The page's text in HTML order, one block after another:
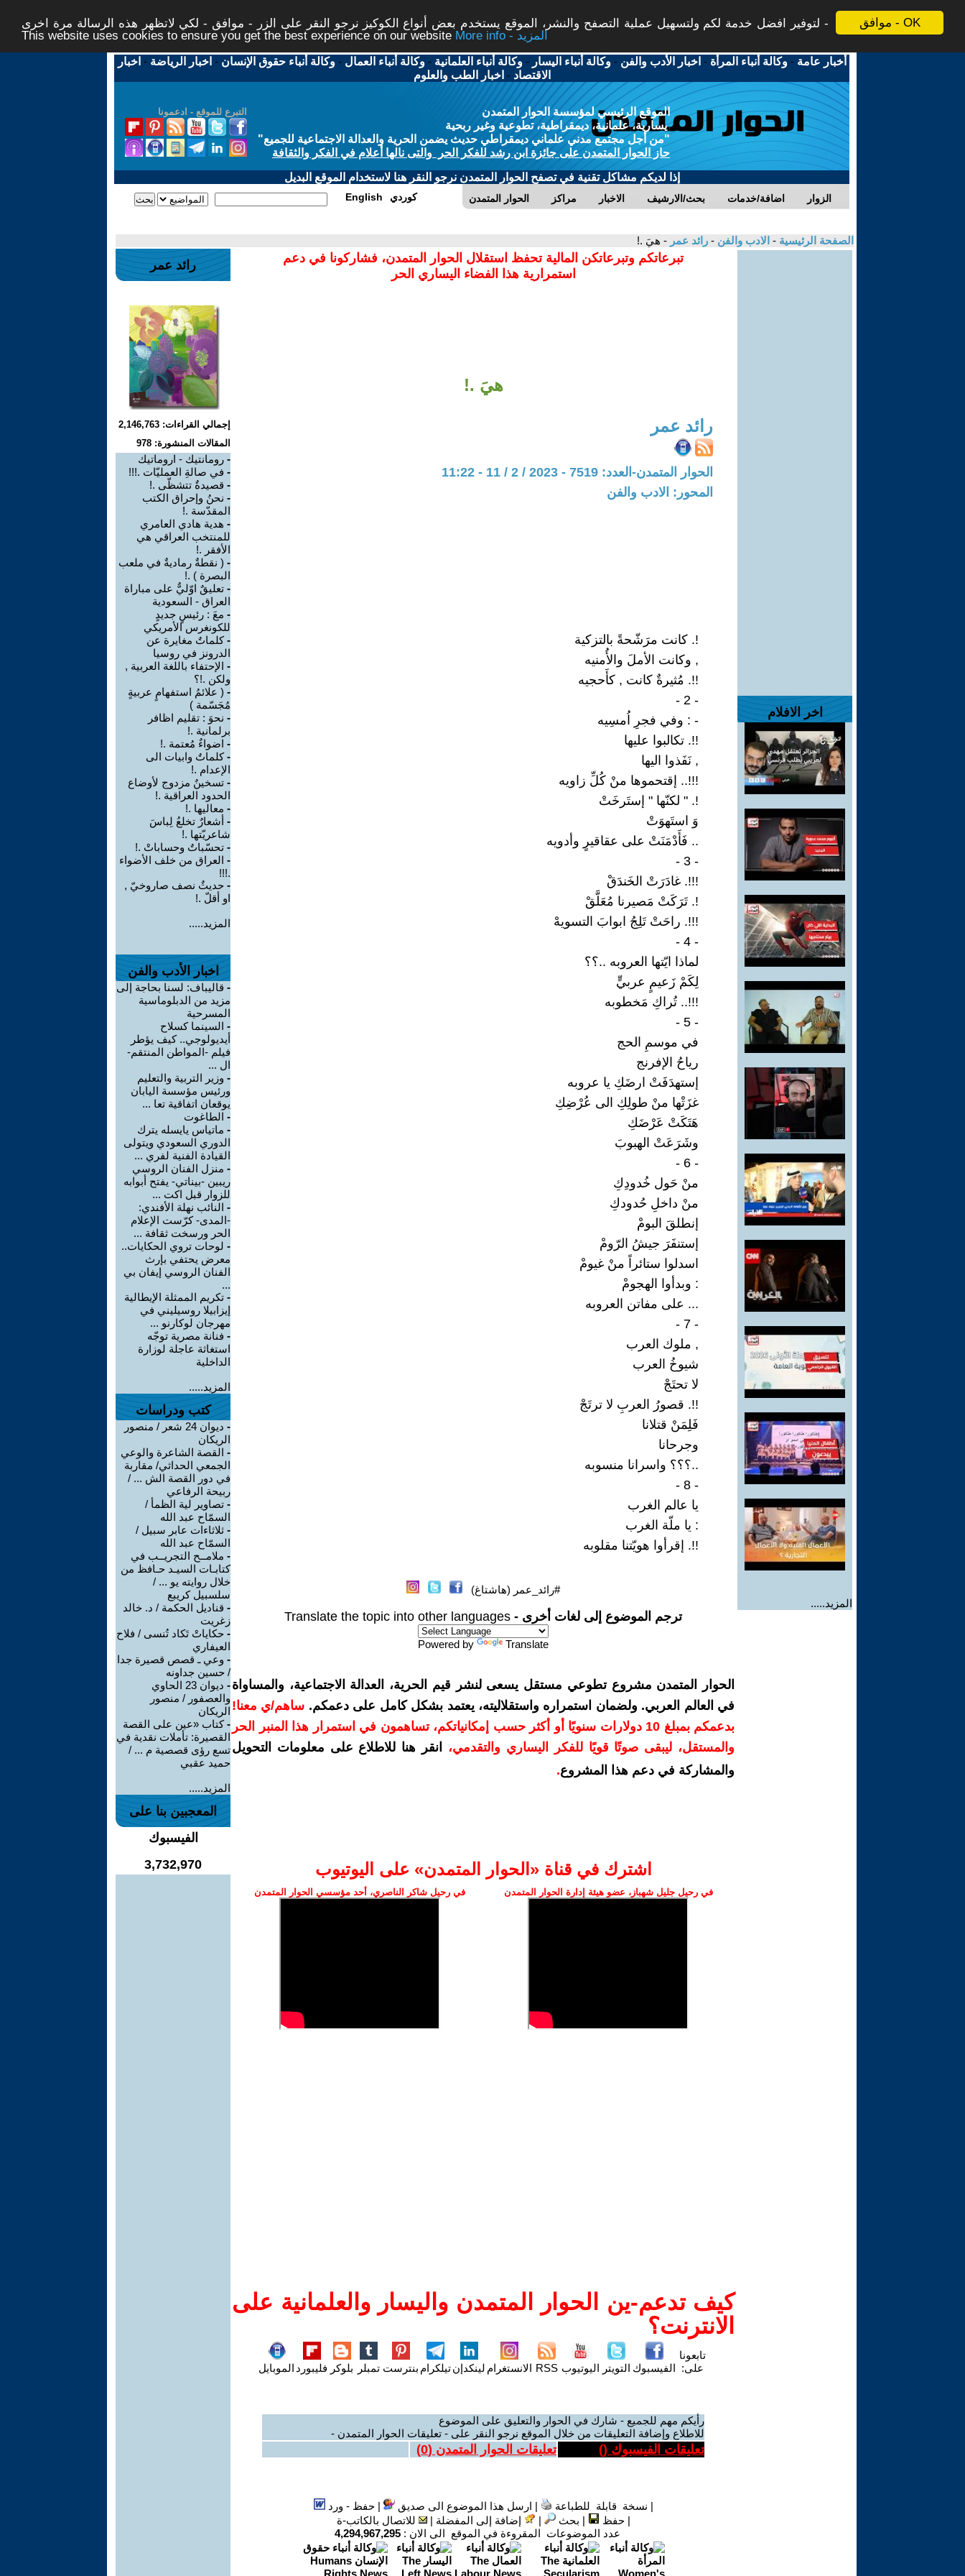
موافق - OK
لتوفير افضل خدمة لكم ولتسهيل عملية التصفح والنشر، الموقع يستخدم بعض أنواع الكوكيز نرجو النقر على الزر - موافق - لكي لاتظهر هذه الرسالة مرة اخرى -
This website uses cookies to ensure you get the best experience on our website
More info - المزيد
أخبار عامة -وكالة أنباء المرأة - اخبار الأدب والفن -وكالة أنباء اليسار -وكالة أنباء العلمانية -وكالة أنباء العمال -وكالة أنباء حقوق الإنسان - اخبار الرياضة - اخبار
الاقتصاد - اخبار الطب والعلوم
التبرع للموقع - ادعمونا
الموقع الرئيسي لمؤسسة الحوار المتمدن
يسارية، علمانية، ديمقراطية، تطوعية وغير ربحية
"من أجل مجتمع مدني علماني ديمقراطي حديث يضمن الحرية والعدالة الاجتماعية للجميع"
حاز الحوار المتمدن على جائزة ابن رشد للفكر الحر والتى نالها أعلام في الفكر والثقافة
إذا لديكم مشاكل تقنية في تصفح الحوار المتمدن نرجو النقر هنا لاستخدام الموقع البديل
الحوار المتمدن مراكز الاخبار بحث/الارشيف اضافة/خدمات الزوار English كوردي
الصفحة الرئيسية - الادب والفن - رائد عمر - هيَ .!
اخر الافلام
المزيد.....
تبرعاتكم وتبرعاتكن المالية تحفظ استقلال الحوار المتمدن، فشاركونا في دعم
استمرارية هذا الفضاء اليساري الحر
هيَ .!
رائد عمر
الحوار المتمدن-العدد: 7519 - 2023 / 2 / 11 - 11:22
المحور: الادب والفن
!. كانت مرَشّحةً بالتزكية
, وكانت الأملَ والأُمنيه
!!. مُثيرةٌ كانت , كأَحجيه
- 2 -
- : وفي فجرِ اُمسِيه
!!. تكالبوا عليها
, نَفَذوا اليها
!!!.. إقتحموها منْ كُلِّ زاويه
!. " لكنّها " إستَرخَتْ
وَ استَهوَتْ
.. فَأَدْمَنَتْ على عقاقيرٍ وأدويه
- 3 -
!!!. غادَرَتْ الخَندَقْ
!. تَرَكَتْ مَصيرنا مُعَلَّقْ
!!!. راحَتْ تَلِجُ ابوابَ التسويهْ
- 4 -
لماذا ايّتها العروبه ..؟؟
لِكَمْ زَعيمٍ عربيٍّ
!!!.. تُراكِ مَخطوبه
- 5 -
في موسمِ الحج
رياحُ الإفرنج
إستهدَفَتْ ارضَكِ يا عروبه
غزَتْها منْ طولِكِ الى عُرْضِكِ
هَتَكَتْ عَرْضَكِ
وشَرَعَتْ الهبوبَ
- 6 -
منْ حَول خُدودِكِ
منْ داخلِ حُدودكِ
إنطلقَ البومْ
إستنفَرَ جيشُ الرّومْ
اسدلوا ستائراً منْ غيومْ
: وبدأوا الهجومْ
... على مفاتن العروبه
- 7 -
, ملوك العرب
شيوخُ العرب
لا تحتَجْ
!!. قصورُ العربِ لا ترتَجْ
فَلِمَنْ قتلانا
وجرحانا
..؟؟؟ واسرانا منسوبه
- 8 -
يا عالم الغرب
: يا ملّة الغرب
!!. إقرأوا هويّتنا مقلوبه
#رائد_عمر (هاشتاغ)
ترجم الموضوع إلى لغات أخرى - Translate the topic into other languages
Powered by Translate
الحوار المتمدن مشروع تطوعي مستقل يسعى لنشر قيم الحرية، العدالة الاجتماعية، والمساواة
في العالم العربي. ولضمان استمراره واستقلاليته، يعتمد بشكل كامل على دعمكم. ساهم/ي معنا!
بدعمكم بمبلغ 10 دولارات سنويًا أو أكثر حسب إمكانياتكم، تساهمون في استمرار هذا المنبر الحر
والمستقل، ليبقى صوتًا قويًا للفكر اليساري والتقدمي،
انقر هنا للاطلاع على معلومات التحويل
والمشاركة في دعم هذا المشروع.
اشترك في قناة ‫«الحوار المتمدن» على اليوتيوب
في رحيل جليل شهباز، عضو هيئة إدارة الحوار المتمدن في رحيل شاكر الناصري، أحد مؤسسي الحوار المتمدن
كيف تدعم-ين الحوار المتمدن واليسار والعلمانية على
الانترنت؟
تابعونا
على: الفيسبوك التويتر اليوتيوب RSS الانستغرام لينكدإنتيلكرام بنترست تمبلر بلوكر فليبورد الموبايل
رأيكم مهم للجميع - شارك في الحوار والتعليق على الموضوع
للاطلاع وإضافة التعليقات من خلال الموقع نرجو النقر على - تعليقات الحوار المتمدن -
تعليقات الفيسبوك () تعليقات الحوار المتمدن (0
)
| نسخة قابلة للطباعة | ارسل هذا الموضوع الى صديق |حفظ - ورد
|حفظ | بحث | إضافة إلى المفضلة |
للاتصال بالكاتب-ة
عدد الموضوعات المقروءة في الموقع الى الان : 4,294,967,295
رائد عمر
إجمالي القراءات: 2,146,763
المقالات المنشورة: 978
- رومانتيك - اروماتيك
- في صالةِ العمليّات .!!!
- قصيدةٌ تتشظّى .!
- نحنُ وإحراق الكتب
المقدّسة .!
- هدية هادي العامري
للمنتخب العراقي هي
الأفقر .!
- ( نقطةٌ رماديةٌ في ملعب
البصرة ) .!
- تعليقٌ اوّليٌّ على مباراة
العراق - السعودية
- معَ : رئيسٍ جديدٍ
للكونغرس الأمريكي
-كلماتٌ مغايرة عن
الدرونز في روسيا
- الإحتفاء باللغة العربية ,
ولكن .!؟
- ( علائمُ استفهامٍ عربيةٍ
مُجَسّمة )
- نحوَ : تقليم اظافر
برلمانية .!
- اضواءٌ مُعتمة .!
-كلماتٌ وابيات الى
الإعدام .!
- تسخينٌ مزدوج لأوضاع
الحدود العراقية .!
- معاليها .!
- أشعارٌ تخلعُ لِباسَ
شاعريّتها .!
- تحسّباتٌ وحساباتْ .!
- العراق من خلف الأضواء
.!!!
- حديثٌ نصف صاروخيّ ,
او أقلّ .!
المزيد.....
اخبار الأدب والفن
- قاليباف: لسنا بحاجة إلى
مزيد من الدبلوماسية
المسرحية
- السينما كسلاح
أيديولوجي.. كيف يؤطر
فيلم -المواطن المنتقم-
ال ...
- وزير التربية والتعليم
ورئيس مؤسسة اليابان
يوقعان اتفاقية تعا ...
- الطاغوت
- ماتياس يايسله يترك
الدوري السعودي ويتولى
القيادة الفنية لفري ...
- منزل الفنان الروسي
ريبين -بيناتي- يفتح أبوابه
للزوار قبل اكت ...
- النائب نهلة الأفندي:
-المدى- كرّست الإعلام
الحر ورسخت ثقافة ...
- لوحات تروي الحكايات..
معرض يحتفي بإرث
الفنان الروسي إيفان بي
...
- تكريم الممثلة الإيطالية
إيزابيلا روسيليني في
مهرجان لوكارنو ...
- فنانة مصرية توجّه
استغاثة عاجلة لوزارة
الداخلية
المزيد.....
كتب ودراسات
-
ديوان 24 شعر / منصور
الريكان
- القصة الشاعرة والوعي
الجمعي الحداثي/ مقاربة
في دور القصة الش ... /
ربيحة الرفاعي
- تصاوير لية الظمأ /
السمّاح عبد الله
- ثلاثاءات عابر سبيل /
السمّاح عبد الله
- ملامــح التجريــب في
كتابـات السيـد حـافظ من
خلال روايته يو ... /
سلسبيل كريبع
- قناديل الحكمة / د. خالد
زغريت
- حكاياتْ تَكاد تُنسى / فلاح
العيفاري
- وعي ـ قصص قصيرة جدا
/ حسين جداونه
-
ديوان 23 الحاوي
والعصفور / منصور
الريكان
-كتاب «عين على القصة
القصيرة: تأملات نقدية في
تسع رؤى قصصية م ... /
حميد عقبي
المزيد.....
المعجبين بنا على
الفيسبوك
3,732,970